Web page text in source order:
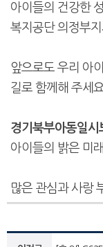
아이들의 건강한
복지공단 의정부
앞으로도 우리 아
길로 함께해 주세요.
경기북부아동일시
아이들의 밝은 미
많은 관심과 사랑